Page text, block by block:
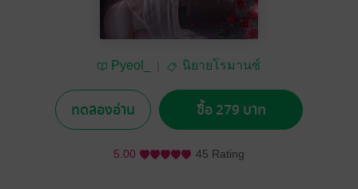
Pyeol_ นิยายโรมานซ์
ทดลองอ่าน ซื้อ 279 บาท
5.00 45 Rating